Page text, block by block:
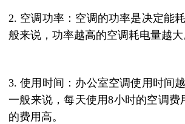
2. 空调功率：空调的功率是决定能
般来说，功率越高的空调耗电量越大
3. 使用时间：办公室空调使用时间
一般来说，每天使用8小时的空调费
的费用高。